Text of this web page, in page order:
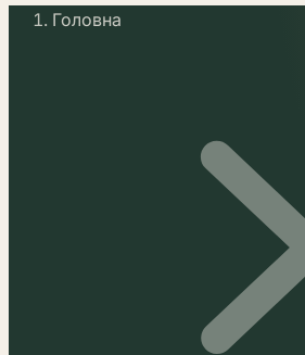
Головна